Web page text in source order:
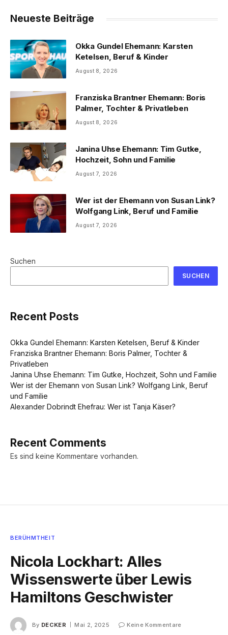
Neueste Beiträge
Okka Gundel Ehemann: Karsten
Ketelsen, Beruf & Kinder
August 8, 2026
Franziska Brantner Ehemann: Boris
Palmer, Tochter & Privatleben
August 8, 2026
Janina Uhse Ehemann: Tim Gutke,
Hochzeit, Sohn und Familie
August 7, 2026
Wer ist der Ehemann von Susan Link?
Wolfgang Link, Beruf und Familie
August 7, 2026
Suchen
SUCHEN
Recent Posts
Okka Gundel Ehemann: Karsten Ketelsen, Beruf & Kinder
Franziska Brantner Ehemann: Boris Palmer, Tochter &
Privatleben
Janina Uhse Ehemann: Tim Gutke, Hochzeit, Sohn und Familie
Wer ist der Ehemann von Susan Link? Wolfgang Link, Beruf
und Familie
Alexander Dobrindt Ehefrau: Wer ist Tanja Käser?
Recent Comments
Es sind keine Kommentare vorhanden.
BERÜHMTHEIT
Nicola Lockhart: Alles
Wissenswerte über Lewis
Hamiltons Geschwister
By DECKER Mai 2, 2025
Keine Kommentare